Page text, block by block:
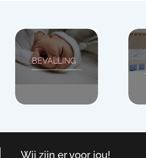
BEVALLING
Wij zijn er voor jou!